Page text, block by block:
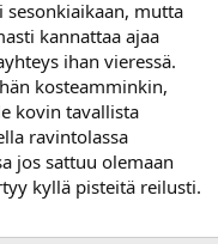
sesonkiaikaan, mutta
kannattaa ajaa
ihan vieressä.
kosteamminkin,
kovin tavallista
ravintolassa
jos sattuu olemaan
kyllä pisteitä reilusti.